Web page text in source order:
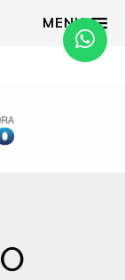
MENU